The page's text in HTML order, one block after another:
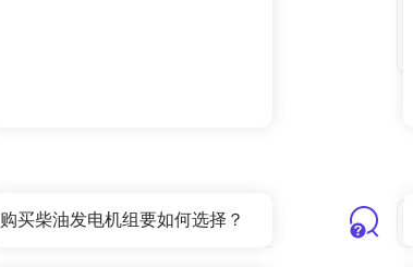
购买柴油发电机组要如何选择？